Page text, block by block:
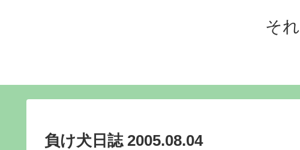
そ
負け犬日誌 2005.08.04